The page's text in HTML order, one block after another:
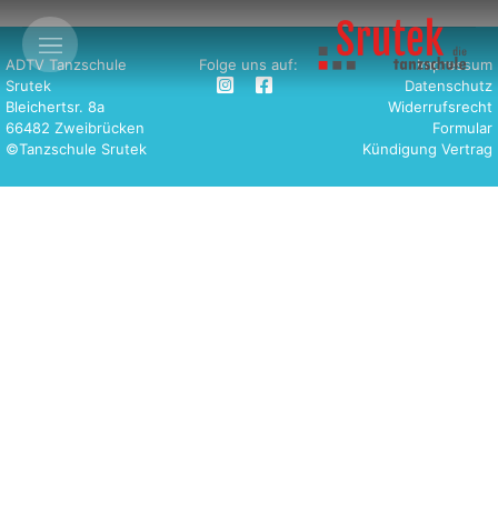
ADTV Tanzschule
Srutek
Bleichertsr. 8a
66482 Zweibrücken
©Tanzschule Srutek
Folge uns auf:
Impressum
Datenschutz
Widerrufsrecht
Formular
Kündigung Vertrag